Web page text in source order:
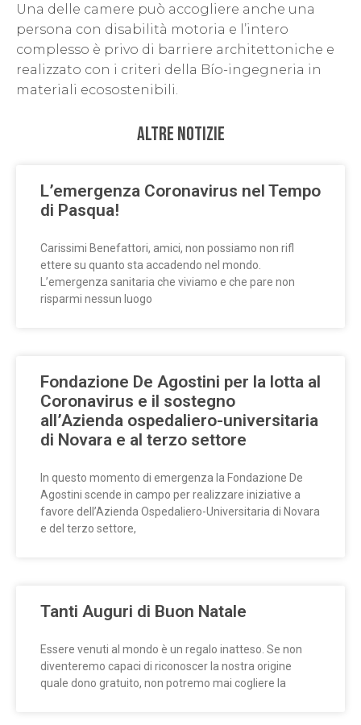
Una delle camere può accogliere anche una
persona con disabilità motoria e l’intero
complesso è privo di barriere architettoniche e
realizzato con i criteri della Bío-ingegneria in
materiali ecosostenibili.
Altre Notizie
L’emergenza Coronavirus nel Tempo
di Pasqua!
Carissimi Benefattori, amici, non possiamo non rifl
ettere su quanto sta accadendo nel mondo.
L’emergenza sanitaria che viviamo e che pare non
risparmi nessun luogo
Fondazione De Agostini per la lotta al
Coronavirus e il sostegno
all’Azienda ospedaliero-universitaria
di Novara e al terzo settore
In questo momento di emergenza la Fondazione De
Agostini scende in campo per realizzare iniziative a
favore dell’Azienda Ospedaliero-Universitaria di Novara
e del terzo settore,
Tanti Auguri di Buon Natale
Essere venuti al mondo è un regalo inatteso. Se non
diventeremo capaci di riconoscer la nostra origine
quale dono gratuito, non potremo mai cogliere la